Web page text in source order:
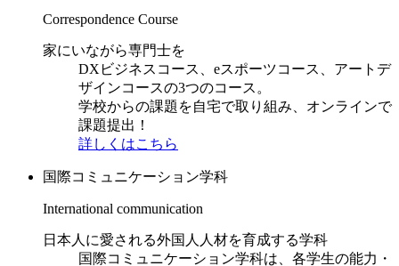
Correspondence Course
家にいながら専門士を
DXビジネスコース、eスポーツコース、アートデ
ザインコースの3つのコース。
学校からの課題を自宅で取り組み、オンラインで
課題提出！
詳しくはこちら
国際コミュニケーション学科
International communication
日本人に愛される外国人人材を育成する学科
国際コミュニケーション学科は、各学生の能力・